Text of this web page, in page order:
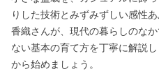
りした技術とみずみずしい感性
香織さんが、現代の暮らしのな
ない基本の育て方を丁寧に解説
から始めましょう。